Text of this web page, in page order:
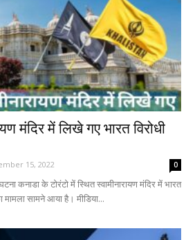
मंदिर में लिखे गए भारत विरोधी
15, 2022 0
कनाडा के टोरंटो में स्थित स्‍वामीनारायण मंदिर में भारत
मामला सामने आया है। मीडिया...